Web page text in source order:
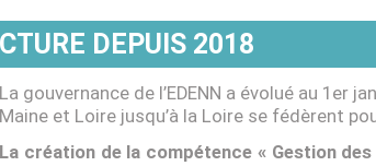
DEPUIS 2018
La gouvernance de l’EDENN a évolué au 1er
Maine et Loire jusqu’à la Loire se fédèrent
La création de la compétence « Gestion